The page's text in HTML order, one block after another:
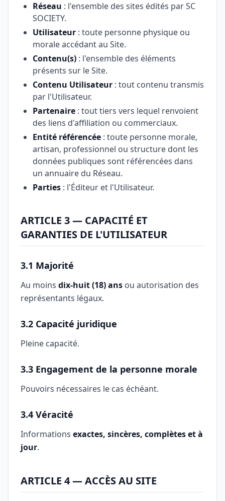
Réseau : l'ensemble des sites édités par SC
SOCIETY.
Utilisateur : toute personne physique ou
morale accédant au Site.
Contenu(s) : l'ensemble des éléments
présents sur le Site.
Contenu Utilisateur : tout contenu transmis
par l'Utilisateur.
Partenaire : tout tiers vers lequel renvoient
des liens d'affiliation ou commerciaux.
Entité référencée : toute personne morale,
artisan, professionnel ou structure dont les
données publiques sont référencées dans
un annuaire du Réseau.
Parties : l'Éditeur et l'Utilisateur.
ARTICLE 3 — CAPACITÉ ET
GARANTIES DE L'UTILISATEUR
3.1 Majorité
Au moins dix-huit (18) ans ou autorisation des
représentants légaux.
3.2 Capacité juridique
Pleine capacité.
3.3 Engagement de la personne morale
Pouvoirs nécessaires le cas échéant.
3.4 Véracité
Informations exactes, sincères, complètes et à
jour.
ARTICLE 4 — ACCÈS AU SITE